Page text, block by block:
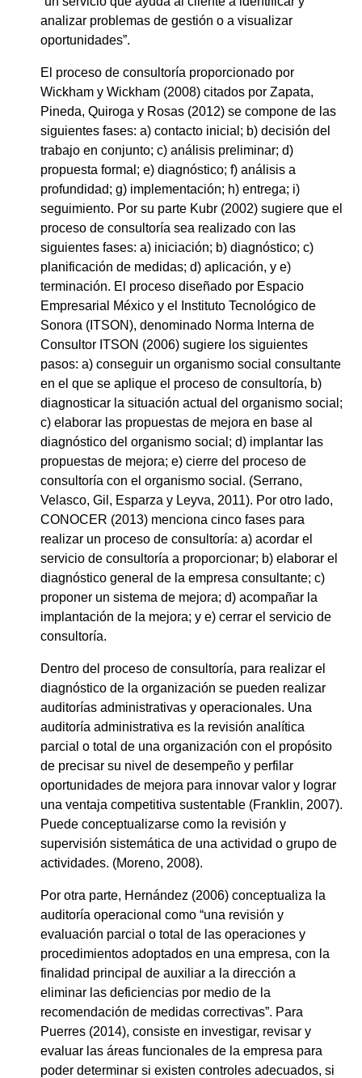
analizar problemas de gestión o a visualizar
oportunidades”.
El proceso de consultoría proporcionado por
Wickham y Wickham (2008) citados por Zapata,
Pineda, Quiroga y Rosas (2012) se compone de las
siguientes fases: a) contacto inicial; b) decisión del
trabajo en conjunto; c) análisis preliminar; d)
propuesta formal; e) diagnóstico; f) análisis a
profundidad; g) implementación; h) entrega; i)
seguimiento. Por su parte Kubr (2002) sugiere que el
proceso de consultoría sea realizado con las
siguientes fases: a) iniciación; b) diagnóstico; c)
planificación de medidas; d) aplicación, y e)
terminación. El proceso diseñado por Espacio
Empresarial México y el Instituto Tecnológico de
Sonora (ITSON), denominado Norma Interna de
Consultor ITSON (2006) sugiere los siguientes
pasos: a) conseguir un organismo social consultante
en el que se aplique el proceso de consultoría, b)
diagnosticar la situación actual del organismo social;
c) elaborar las propuestas de mejora en base al
diagnóstico del organismo social; d) implantar las
propuestas de mejora; e) cierre del proceso de
consultoría con el organismo social. (Serrano,
Velasco, Gil, Esparza y Leyva, 2011). Por otro lado,
CONOCER (2013) menciona cinco fases para
realizar un proceso de consultoría: a) acordar el
servicio de consultoría a proporcionar; b) elaborar el
diagnóstico general de la empresa consultante; c)
proponer un sistema de mejora; d) acompañar la
implantación de la mejora; y e) cerrar el servicio de
consultoría.
Dentro del proceso de consultoría, para realizar el
diagnóstico de la organización se pueden realizar
auditorías administrativas y operacionales. Una
auditoría administrativa es la revisión analítica
parcial o total de una organización con el propósito
de precisar su nivel de desempeño y perfilar
oportunidades de mejora para innovar valor y lograr
una ventaja competitiva sustentable (Franklin, 2007).
Puede conceptualizarse como la revisión y
supervisión sistemática de una actividad o grupo de
actividades. (Moreno, 2008).
Por otra parte, Hernández (2006) conceptualiza la
auditoría operacional como “una revisión y
evaluación parcial o total de las operaciones y
procedimientos adoptados en una empresa, con la
finalidad principal de auxiliar a la dirección a
eliminar las deficiencias por medio de la
recomendación de medidas correctivas”. Para
Puerres (2014), consiste en investigar, revisar y
evaluar las áreas funcionales de la empresa para
poder determinar si existen controles adecuados, si